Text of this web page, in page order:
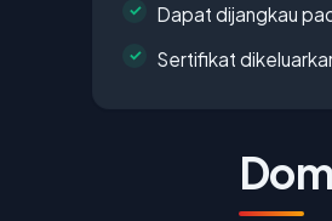
Dapat dijangkau
Sertifikat